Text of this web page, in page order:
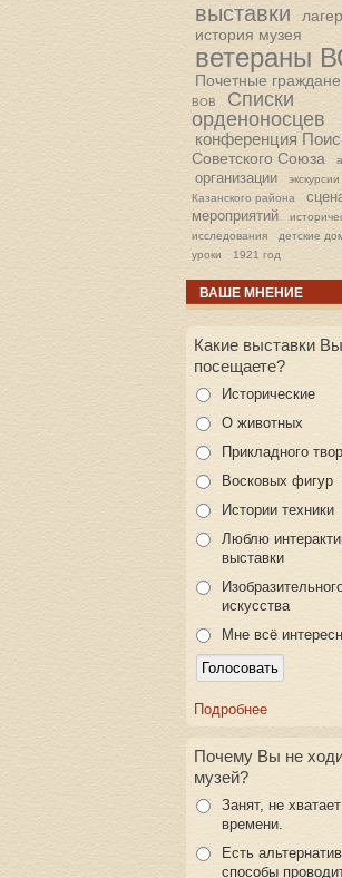
выставки
история музея
ветераны
Почетные граждане
ВОВ
Списки
орденоносцев
конференция
Советского Союза
организации экскурсии
Казанского района
мероприятий
исследования
детские
уроки
1921 год
ВАШЕ МНЕНИЕ
Какие выставки
посещаете?
Исторические
О животных
Прикладного
Восковых фигур
Истории техники
Люблю
выставки
искусства
Мне всё
Подробнее
Почему Вы не
музей?
Занят, не хватает
времени.
Есть
способы